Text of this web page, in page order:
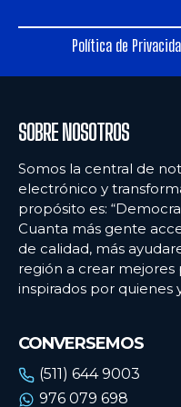
Ecommercenews
BOLIVIA
CHILE
COLOMBIA
ECUADOR
MÉXICO
URUGUAY
VENEZUELA
Ecommercenews
BOLIVIA
CHILE
COLOMBIA
ECUADOR
MÉXICO
URUGUAY
VENEZUELA
Política de
SOBRE NOSOTROS
Somos la central de
electrónico y
propósito es:
Cuanta más gente
de calidad, más
región a crear
inspirados por quienes
CONVERSEMOS
(511) 644 9003
976 079 698